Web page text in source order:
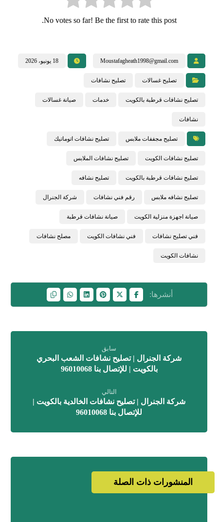
No votes so far! Be the first to rate this post.
Moustafagheath1998@gmail.com 18 يونيو، 2026
تصليح غسالات تصليح نشافات
تصليح نشافات قرطبة بالكويت خدمات صيانة غسالات
نشافات
تصليح مجففات ملابس تصليح نشافات اتوماتيك
تصليح نشافات الكويت تصليح نشافات الملابس
تصليح نشافات قرطبة بالكويت تصليح نشافه
تصليح نشافه ملابس رقم فني نشافات شركة الجنرال
صيانة اجهزة منزلية الكويت صيانة نشافات قرطبة
فني تصليح نشافات فني نشافات الكويت مصلح نشافات
نشافات الكويت
سابق
شركة الجنرال | تصليح نشافات الشعب البحري
بالكويت | للإتصال بنا 96010068
التالي
شركة الجنرال | تصليح نشافات الخالدية بالكويت |
للإتصال بنا 96010068
المنشورات ذات الصلة